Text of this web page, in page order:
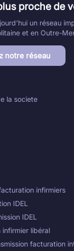
proche de
un réseau
et en Outre-
notre réseau
la societe
infirmiers
IDEL
IDEL
infirmier libéral
facturation